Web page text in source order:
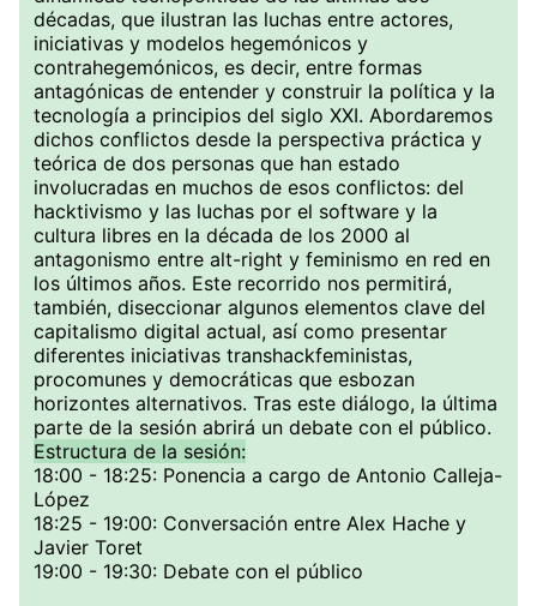
décadas, que ilustran las luchas entre actores,
iniciativas y modelos hegemónicos y
contrahegemónicos, es decir, entre formas
antagónicas de entender y construir la política y la
tecnología a principios del siglo XXI. Abordaremos
dichos conflictos desde la perspectiva práctica y
teórica de dos personas que han estado
involucradas en muchos de esos conflictos: del
hacktivismo y las luchas por el software y la
cultura libres en la década de los 2000 al
antagonismo entre alt-right y feminismo en red en
los últimos años. Este recorrido nos permitirá,
también, diseccionar algunos elementos clave del
capitalismo digital actual, así como presentar
diferentes iniciativas transhackfeministas,
procomunes y democráticas que esbozan
horizontes alternativos. Tras este diálogo, la última
parte de la sesión abrirá un debate con el público.
Estructura de la sesión:
18:00 - 18:25: Ponencia a cargo de Antonio Calleja-
López
18:25 - 19:00: Conversación entre Alex Hache y
Javier Toret
19:00 - 19:30: Debate con el público